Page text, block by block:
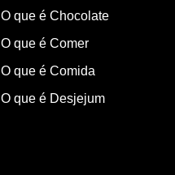
O que é Chocolate
O que é Comer
O que é Comida
O que é Desjejum